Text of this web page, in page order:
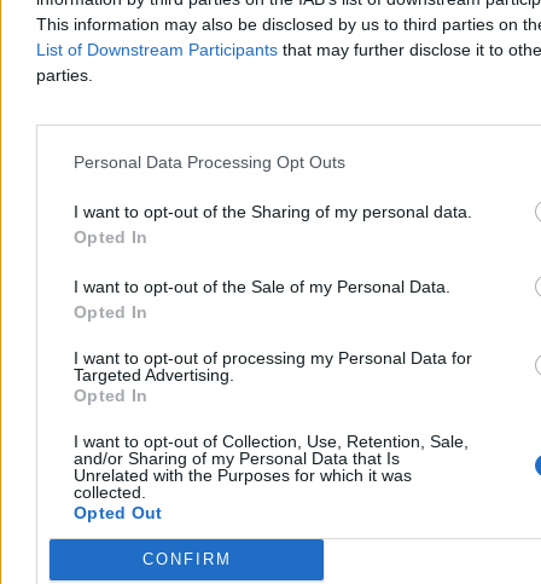
This information may also be disclosed by us to third parties on
List of Downstream Participants that may further disclose it to
parties.
Personal Data Processing Opt Outs
I want to opt-out of the Sharing of my personal data.
Opted In
I want to opt-out of the Sale of my Personal Data.
Opted In
I want to opt-out of processing my Personal Data for
Targeted Advertising.
Opted In
I want to opt-out of Collection, Use, Retention, Sale,
and/or Sharing of my Personal Data that Is
Unrelated with the Purposes for which it was
collected.
Opted Out
CONFIRM
Reklama
Przeczytaj także:Rozłam w PiS odwołany. Nocne zdjęcie prezesa
Prawdziwym testem na trwałość i jakość zawieszenia broni w PiS,
bo przecież nie pokoju, będzie czas układania list przed wyborami
parlamentarnymi.
przykładnie ukarać za złe, co z wyraźną nadzieją w głosie
podkreślają przedstawiciele bardziej radykalnej (nie przepadam za
określeniem „maślarze”) partyjnej frakcji.
Cierpliwie poczeka, a wtedy kara będzie przecież zdecydowanie
bardziej dotkliwa, bo do minimum ograniczy możliwości na
wyborcze manewry.Jednym z tematów poruszonych przy